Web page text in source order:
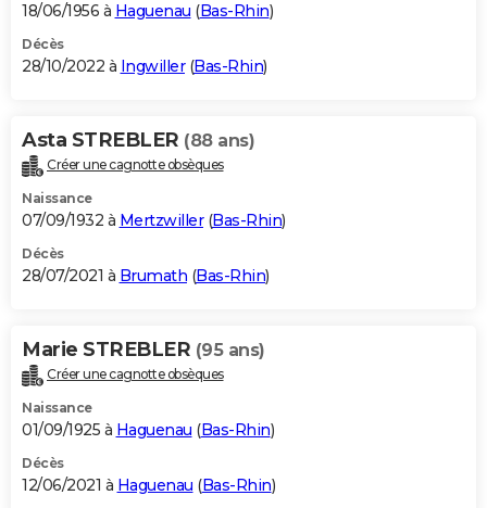
18/06/1956 à Haguenau (Bas-Rhin)
Décès
28/10/2022 à Ingwiller(Bas-Rhin)
Asta STREBLER (88 ans)
Créer une cagnotte obsèques
Naissance
07/09/1932 à Mertzwiller(Bas-Rhin)
Décès
28/07/2021 à Brumath (Bas-Rhin)
Marie STREBLER (95 ans)
Créer une cagnotte obsèques
Naissance
01/09/1925 à Haguenau (Bas-Rhin)
Décès
12/06/2021 à Haguenau (Bas-Rhin)